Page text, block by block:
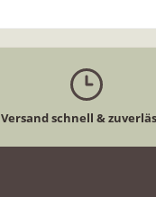
Versand schnell &